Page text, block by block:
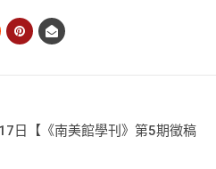
日【《南美館學刊》第5期徵稿